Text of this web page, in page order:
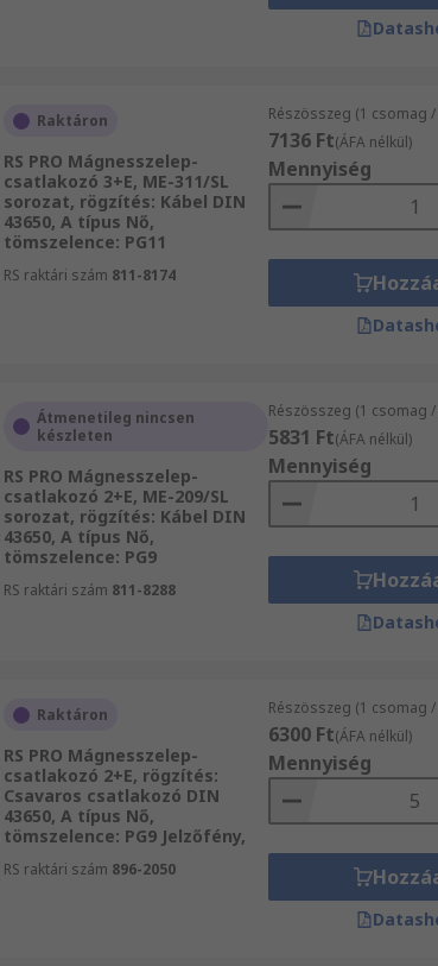
Raktáron
RS PRO Mágnesszelep-
csatlakozó 3+E, ME-311/SL
sorozat, rögzítés: Kábel DIN
43650, A típus Nő,
tömszelence: PG11
RS raktári szám 811-8174
Részösszeg (1 csomag
7136 Ft(ÁFA nélkül)
Mennyiség
Átmenetileg nincsen
készleten
RS PRO Mágnesszelep-
csatlakozó 2+E, ME-209/SL
sorozat, rögzítés: Kábel DIN
43650, A típus Nő,
tömszelence: PG9
RS raktári szám 811-8288
Részösszeg (1 csomag
5831 Ft(ÁFA nélkül)
Mennyiség
Raktáron
RS PRO Mágnesszelep-
csatlakozó 2+E, rögzítés:
Csavaros csatlakozó DIN
43650, A típus Nő,
tömszelence: PG9 Jelzőfény,
RS raktári szám 896-2050
Részösszeg (1 csomag
6300 Ft(ÁFA nélkül)
Mennyiség